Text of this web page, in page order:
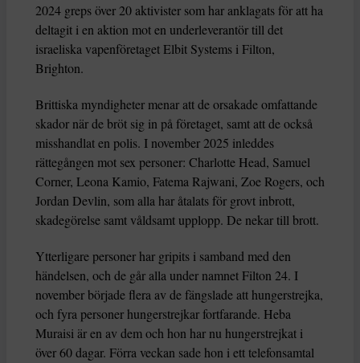
2024 greps över 20 aktivister som har anklagats för att ha
deltagit i en aktion mot en underleverantör till det
israeliska vapenföretaget Elbit Systems i Filton,
Brighton.
Brittiska myndigheter menar att de orsakade omfattande
skador när de bröt sig in på företaget, samt att de också
misshandlat en polis. I november 2025 inleddes
rättegången mot sex personer: Charlotte Head, Samuel
Corner, Leona Kamio, Fatema Rajwani, Zoe Rogers, och
Jordan Devlin, som alla har åtalats för grovt inbrott,
skadegörelse samt våldsamt upplopp. De nekar till brott.
Ytterligare personer har gripits i samband med den
händelsen, och de går alla under namnet Filton 24. I
november började flera av de fängslade att hungerstrejka,
och fyra personer hungerstrejkar fortfarande. Heba
Muraisi är en av dem och hon har nu hungerstrejkat i
över 60 dagar. Förra veckan sade hon i ett telefonsamtal